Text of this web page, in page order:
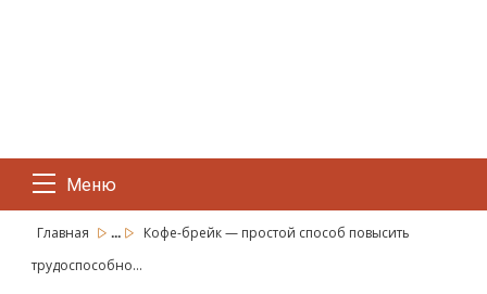
Меню
Главная ...
Кофе-брейк — простой способ повысить
трудоспособно...